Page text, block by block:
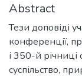
Abstract
Тези доповіді
конференції,
і 350-й
суспільство,